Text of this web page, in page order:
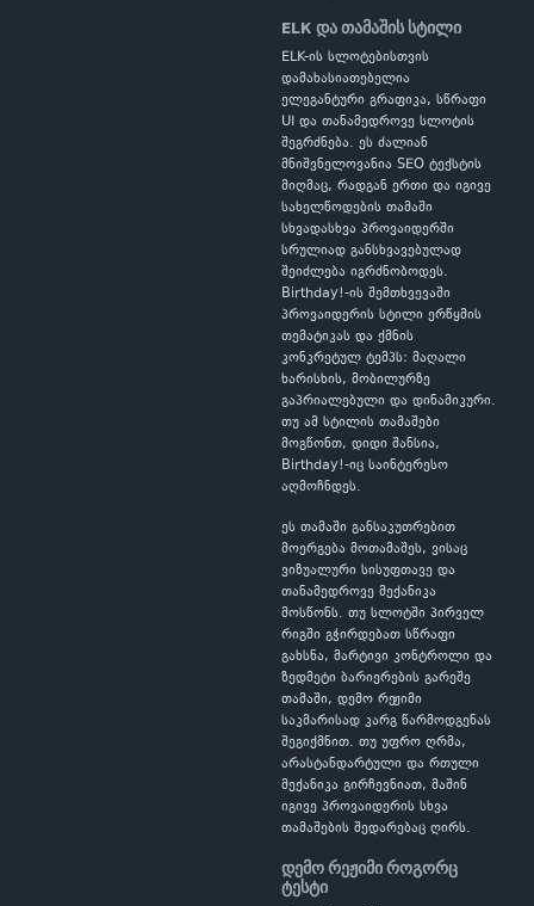
ELK და თამაშის სტილი
ELK-ის სლოტებისთვის
დამახასიათებელია
ელეგანტური გრაფიკა, სწრაფი
UI და თანამედროვე სლოტის
შეგრძნება. ეს ძალიან
მნიშვნელოვანია SEO ტექსტის
მიღმაც, რადგან ერთი და იგივე
სახელწოდების თამაში
სხვადასხვა პროვაიდერში
სრულიად განსხვავებულად
შეიძლება იგრძნობოდეს.
Birthday!-ის შემთხვევაში
პროვაიდერის სტილი ერწყმის
თემატიკას და ქმნის
კონკრეტულ ტემპს: მაღალი
ხარისხის, მობილურზე
გაპრიალებული და დინამიკური.
თუ ამ სტილის თამაშები
მოგწონთ, დიდი შანსია,
Birthday!-იც საინტერესო
აღმოჩნდეს.
ეს თამაში განსაკუთრებით
მოერგება მოთამაშეს, ვისაც
ვიზუალური სისუფთავე და
თანამედროვე მექანიკა
მოსწონს. თუ სლოტში პირველ
რიგში გჭირდებათ სწრაფი
გახსნა, მარტივი კონტროლი და
ზედმეტი ბარიერების გარეშე
თამაში, დემო რეჟიმი
საკმარისად კარგ წარმოდგენას
შეგიქმნით. თუ უფრო ღრმა,
არასტანდარტული და რთული
მექანიკა გირჩევნიათ, მაშინ
იგივე პროვაიდერის სხვა
თამაშების შედარებაც ღირს.
დემო რეჟიმი როგორც
ტესტი